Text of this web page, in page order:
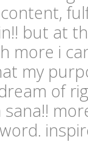
but at
more i
my
of